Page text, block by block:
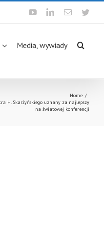
YoutubeLinkedinEmail
Media, wywiady
Home /
H. Skarżyńskiego uznany za najlepszy
na światowej konferencji